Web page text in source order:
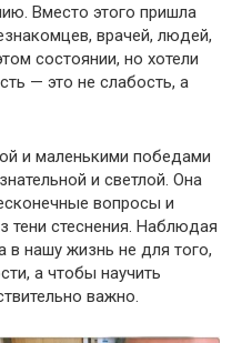
Вместо этого пришла
врачей, людей,
состоянии, но хотели
— это не слабость, а
и маленькими победами
и светлой. Она
вопросы и
тени стеснения. Наблюдая
в нашу жизнь не для того,
а чтобы научить
важно.